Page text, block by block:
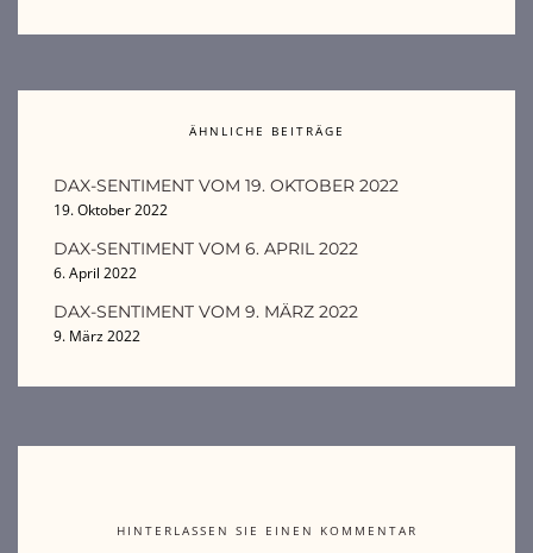
ÄHNLICHE BEITRÄGE
DAX-SENTIMENT VOM 19. OKTOBER 2022
19. Oktober 2022
DAX-SENTIMENT VOM 6. APRIL 2022
6. April 2022
DAX-SENTIMENT VOM 9. MÄRZ 2022
9. März 2022
HINTERLASSEN SIE EINEN KOMMENTAR